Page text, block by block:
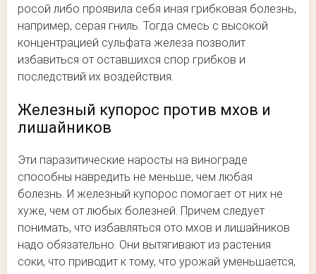
росой либо проявила себя иная грибковая болезнь,
например, серая гниль. Тогда смесь с высокой
концентрацией сульфата железа позволит
избавиться от оставшихся спор грибков и
последствий их воздействия.
Железный купорос против мхов и
лишайников
Эти паразитические наросты на винограде
способны навредить не меньше, чем любая
болезнь. И железный купорос помогает от них не
хуже, чем от любых болезней. Причем следует
понимать, что избавляться ото мхов и лишайников
надо обязательно. Они вытягивают из растения
соки, что приводит к тому, что урожай уменьшается,